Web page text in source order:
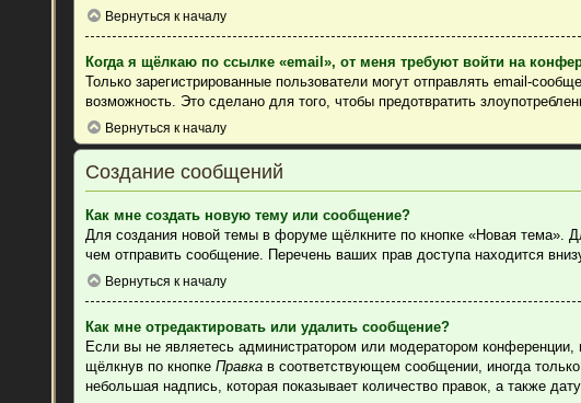
Вернуться к началу
Когда я щёлкаю по ссылке «email», от меня требуют войти на
Только зарегистрированные пользователи могут отправлять email-
возможность. Это сделано для того, чтобы предотвратить
Вернуться к началу
Создание сообщений
Как мне создать новую тему или сообщение?
Для создания новой темы в форуме щёлкните по кнопке «Новая тема».
чем отправить сообщение. Перечень ваших прав доступа находится
Вернуться к началу
Как мне отредактировать или удалить сообщение?
Если вы не являетесь администратором или модератором
щёлкнув по кнопкеПравка в соответствующем сообщении, иногда
небольшая надпись, которая показывает количество правок, а также